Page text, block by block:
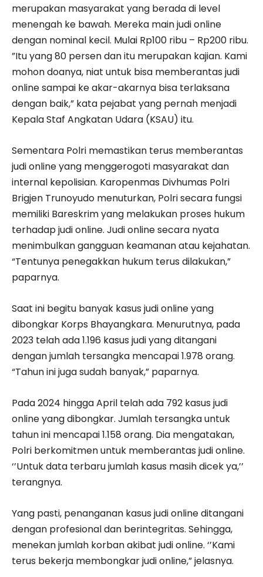
merupakan masyarakat yang berada di level
menengah ke bawah. Mereka main judi online
dengan nominal kecil. Mulai Rp100 ribu – Rp200 ribu.
”Itu yang 80 persen dan itu merupakan kajian. Kami
mohon doanya, niat untuk bisa memberantas judi
online sampai ke akar-akarnya bisa terlaksana
dengan baik,” kata pejabat yang pernah menjadi
Kepala Staf Angkatan Udara (KSAU) itu.
Sementara Polri memastikan terus memberantas
judi online yang menggerogoti masyarakat dan
internal kepolisian. Karopenmas Divhumas Polri
Brigjen Trunoyudo menuturkan, Polri secara fungsi
memiliki Bareskrim yang melakukan proses hukum
terhadap judi online. Judi online secara nyata
menimbulkan gangguan keamanan atau kejahatan.
“Tentunya penegakkan hukum terus dilakukan,”
paparnya.
Saat ini begitu banyak kasus judi online yang
dibongkar Korps Bhayangkara. Menurutnya, pada
2023 telah ada 1.196 kasus judi yang ditangani
dengan jumlah tersangka mencapai 1.978 orang.
“Tahun ini juga sudah banyak,” paparnya.
Pada 2024 hingga April telah ada 792 kasus judi
online yang dibongkar. Jumlah tersangka untuk
tahun ini mencapai 1.158 orang. Dia mengatakan,
Polri berkomitmen untuk memberantas judi online.
‘’Untuk data terbaru jumlah kasus masih dicek ya,’’
terangnya.
Yang pasti, penanganan kasus judi online ditangani
dengan profesional dan berintegritas. Sehingga,
menekan jumlah korban akibat judi online. ‘’Kami
terus bekerja membongkar judi online,” jelasnya.